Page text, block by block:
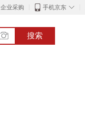
企业采购 ◇
手机京东
搜索